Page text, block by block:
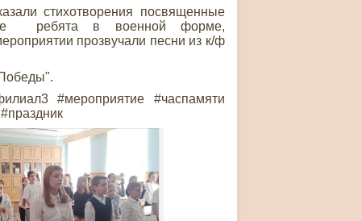
стихотворения посвященные
ребята в военной форме,
прозвучали песни из к/ф
#мероприятие #часпамяти